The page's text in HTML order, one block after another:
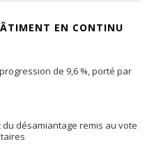
EN CONTINU
de 9,6 %, porté par
désamiantage remis au vote